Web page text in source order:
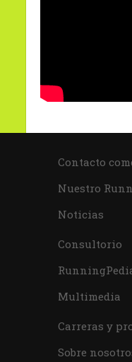
Contacto
Nuestro
Noticias
Consultorio
Multimedia
Carreras y
Sobre